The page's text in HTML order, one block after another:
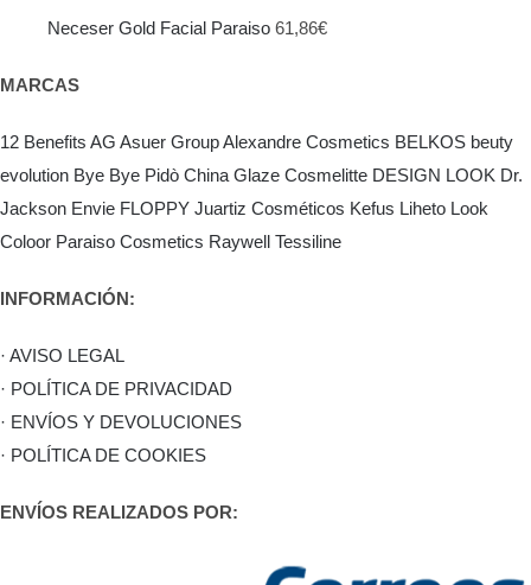
Neceser Gold Facial Paraiso 61,86€
MARCAS
12 Benefits AG Asuer GroupAlexandre Cosmetics BELKOS beuty
evolution Bye Bye Pidò China Glaze Cosmelitte DESIGN LOOK Dr.
Jackson Envie FLOPPY Juartiz Cosméticos Kefus Liheto Look
Coloor Paraiso Cosmetics Raywell Tessiline
INFORMACIÓN:
· AVISO LEGAL
· POLÍTICA DE PRIVACIDAD
· ENVÍOS Y DEVOLUCIONES
· POLÍTICA DE COOKIES
ENVÍOS REALIZADOS POR: